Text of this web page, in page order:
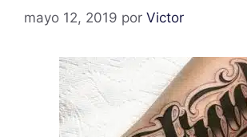
mayo 12, 2019 por Victor